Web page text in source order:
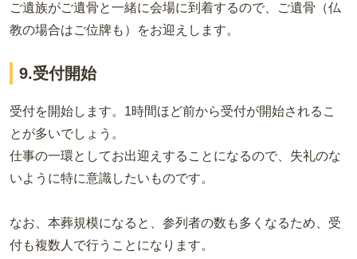
ご遺族がご遺骨と一緒に会場に到着するので、ご遺骨（仏
教の場合はご位牌も）をお迎えします。
9.受付開始
受付を開始します。1時間ほど前から受付が開始されるこ
とが多いでしょう。
仕事の一環としてお出迎えすることになるので、失礼のな
いように特に意識したいものです。
なお、本葬規模になると、参列者の数も多くなるため、受
付も複数人で行うことになります。